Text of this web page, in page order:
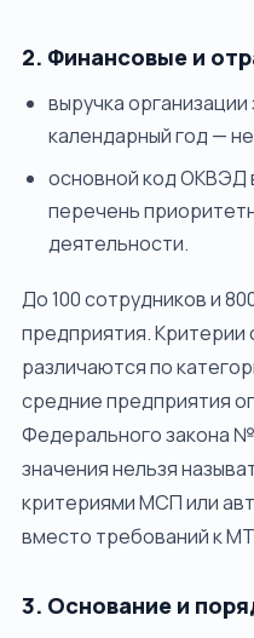
2. Финансовые и
выручка
календарный год —
основной код ОКВЭД
перечень
деятельности.
До 100 сотрудников и
предприятия.
различаются по
средние предприятия
Федерального закона
значения нельзя
критериями МСП или
вместо требований к
3. Основание и